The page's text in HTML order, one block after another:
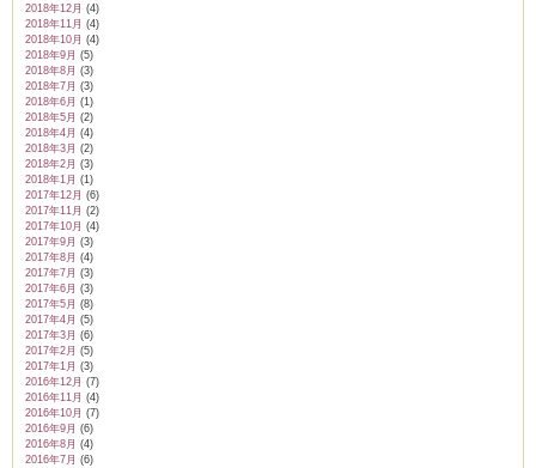
2018年12月 (4)
2018年11月 (4)
2018年10月 (4)
2018年9月 (5)
2018年8月 (3)
2018年7月 (3)
2018年6月 (1)
2018年5月 (2)
2018年4月 (4)
2018年3月 (2)
2018年2月 (3)
2018年1月 (1)
2017年12月 (6)
2017年11月 (2)
2017年10月 (4)
2017年9月 (3)
2017年8月 (4)
2017年7月 (3)
2017年6月 (3)
2017年5月 (8)
2017年4月 (5)
2017年3月 (6)
2017年2月 (5)
2017年1月 (3)
2016年12月 (7)
2016年11月 (4)
2016年10月 (7)
2016年9月 (6)
2016年8月 (4)
2016年7月 (6)